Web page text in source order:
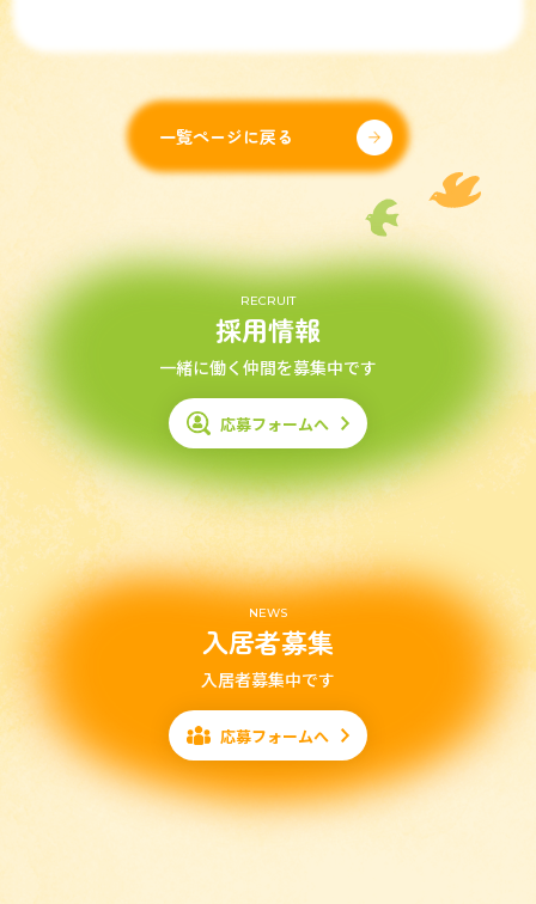
一覧ページに戻る
RECRUIT
採用情報
一緒に働く仲間を募集中です
応募フォームへ
NEWS
入居者募集
入居者募集中です
応募フォームへ